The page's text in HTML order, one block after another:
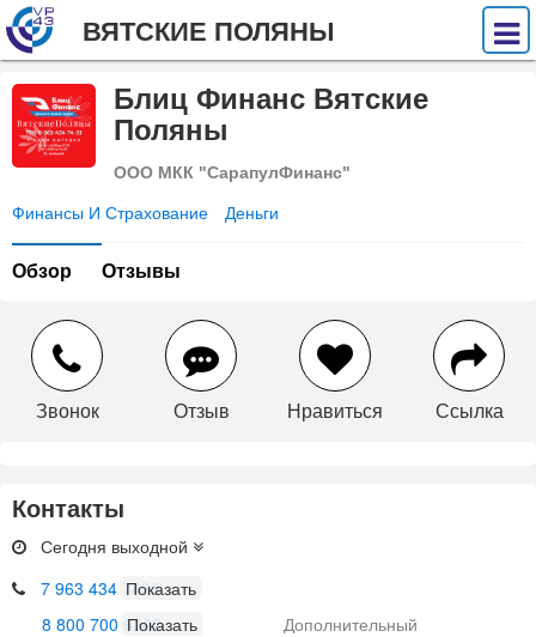
ВЯТСКИЕ ПОЛЯНЫ
Блиц Финанс Вятские
Поляны
ООО МКК "СарапулФинанс"
Финансы И Страхование Деньги
Обзор Отзывы
Звонок Отзыв Нравиться Ссылка
Контакты
Сегодня выходной
7 963 434 7433
8 800 700 6202
Дополнительный